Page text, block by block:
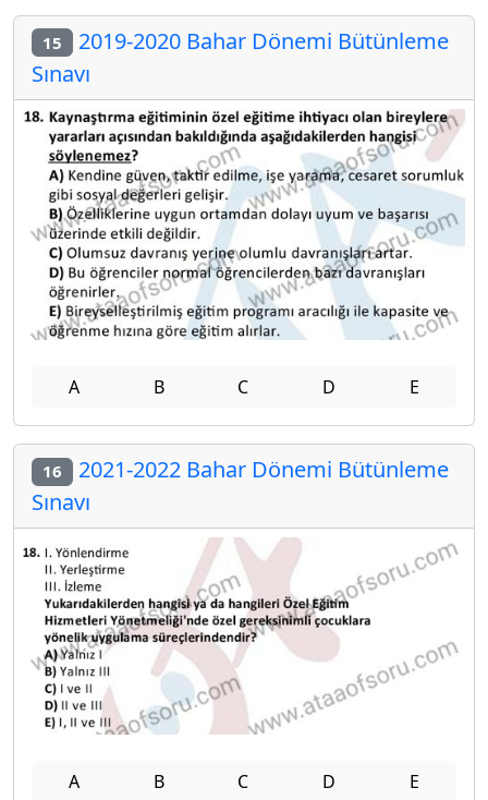
15 2019-2020 Bahar Dönemi Bütünleme
Sınavı
A B C D E
16 2021-2022 Bahar Dönemi Bütünleme
Sınavı
A B C D E